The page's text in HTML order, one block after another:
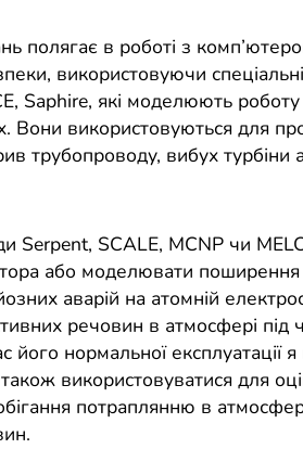
полягає в роботі з
використовуючи
Saphire, які моделюють
Вони використовуються для
трубопроводу, вибух турбіни
Serpent, SCALE, MCNP чи
або моделювати поширення
аварій на атомній
речовин в атмосфері під
його нормальної
використовуватися для
потраплянню в